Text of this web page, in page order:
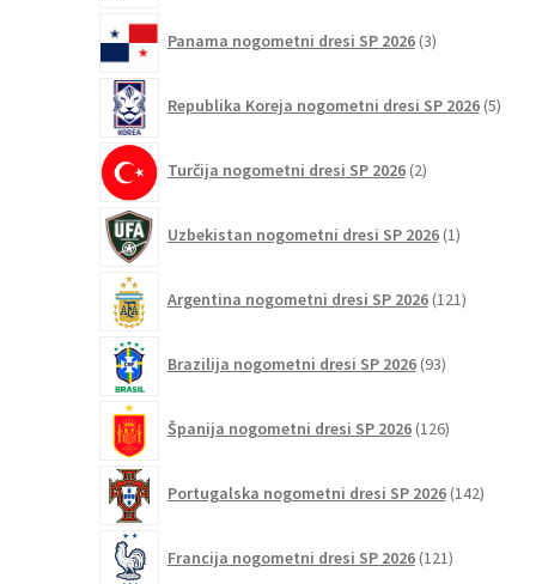
Panama nogometni dresi SP 2026 3izdelki
Republika Koreja nogometni dresi SP 2026 5
Turčija nogometni dresi SP 2026 2izdelka
Uzbekistan nogometni dresi SP 2026 1izdelek
Argentina nogometni dresi SP 2026 121izdelkov
Brazilija nogometni dresi SP 2026 93izdelkov
Španija nogometni dresi SP 2026 126izdelkov
Portugalska nogometni dresi SP 2026 142
Francija nogometni dresi SP 2026 121izdelkov